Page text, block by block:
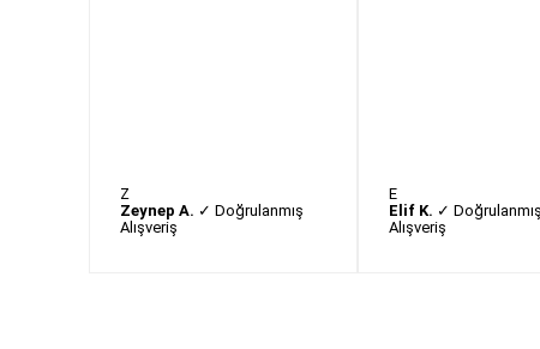
Z
Zeynep A. ✓ Doğrulanmış
Alışveriş
E
Elif K. ✓ Doğrulanmış
Alışveriş